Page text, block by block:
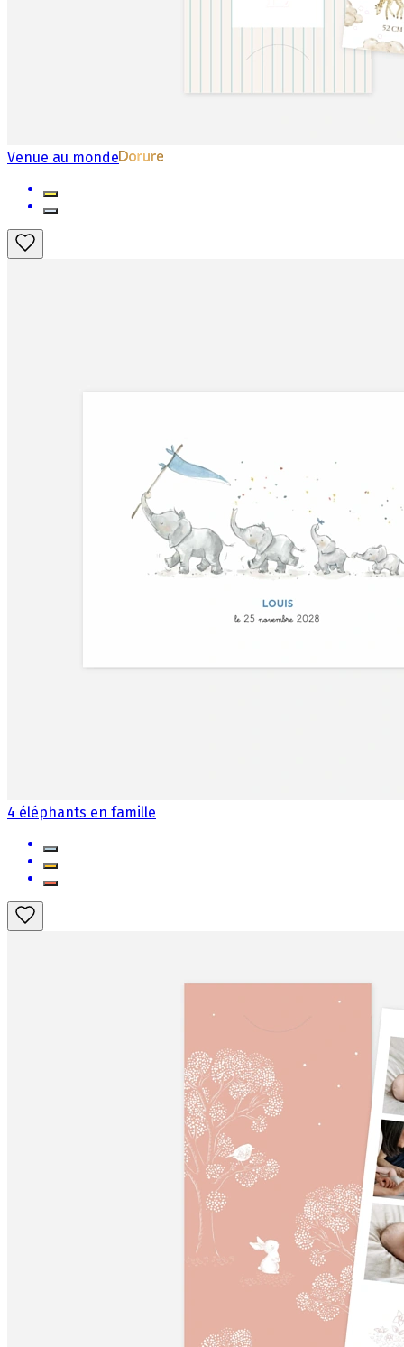
Venue au monde
4 éléphants en famille